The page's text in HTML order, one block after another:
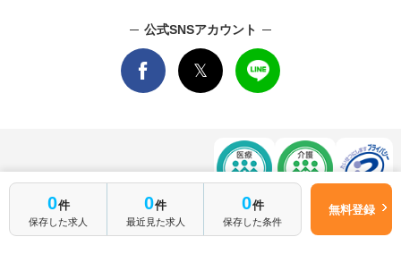
0件
保存した求人
0件
最近見た求人
0件
保存した条件
無料登録
公式SNSアカウント
関連サイト
マイナビDOCTOR マイナビ看護師│マイナビ薬剤師│マイナビ保育士